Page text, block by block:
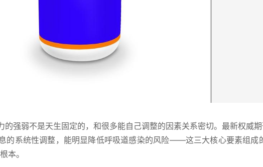
的强弱不是天生固定的，和很多能自己调整的因素关系密切。最新权威
的系统性调整，能明显降低呼吸道感染的风险——这三大核心要素组成
本。